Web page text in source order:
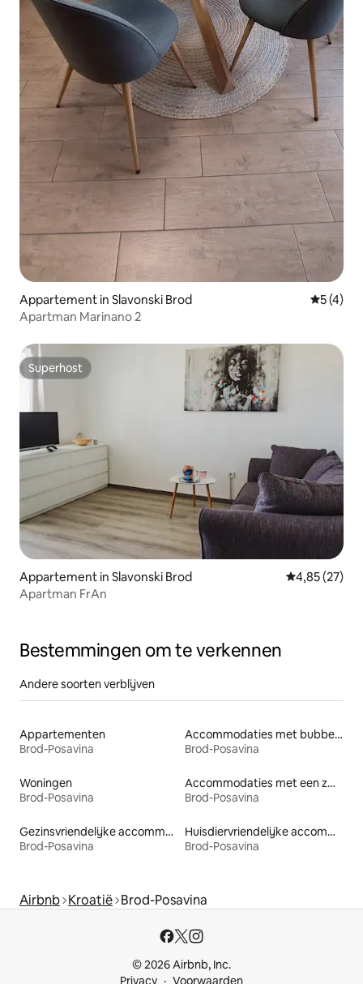
Appartement in Slavonski Brod
5 (4)
Apartman Marinano 2
Superhost
Superhost
Appartement in Slavonski Brod Gemiddelde
4,85 (27)
Apartman FrAn
Bestemmingen om te verkennen
Andere soorten verblijven
Appartementen
Brod-Posavina
Accommodaties met bubbelbad
Brod-Posavina
Woningen
Brod-Posavina
Accommodaties met een zwembad
Brod-Posavina
Gezinsvriendelijke accommodaties
Brod-Posavina
Huisdiervriendelijke accommodaties
Brod-Posavina
Airbnb Kroatië Brod-Posavina
© 2026 Airbnb, Inc.
Privacy
Voorwaarden